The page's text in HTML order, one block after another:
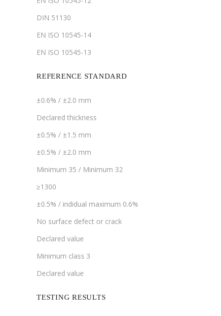
DIN 51130
EN ISO 10545-14
EN ISO 10545-13
REFERENCE STANDARD
±0.6% / ±2.0 mm
Declared thickness
±0.5% / ±1.5 mm
±0.5% / ±2.0 mm
Minimum 35 / Minimum 32
≥1300
±0.5% / indidual maximum 0.6%
No surface defect or crack
Declared value
Minimum class 3
Declared value
TESTING RESULTS